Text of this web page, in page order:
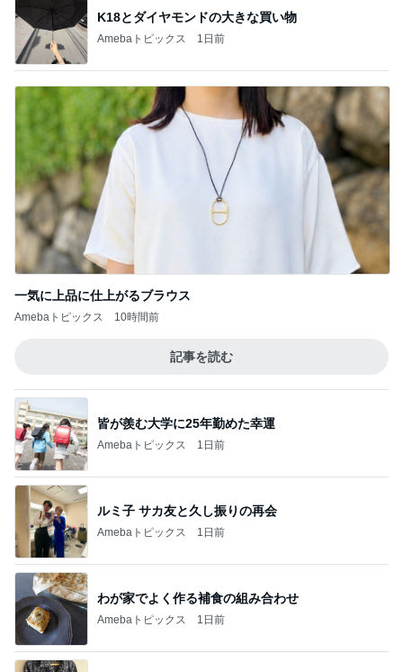
K18とダイヤモンドの大きな買い物
Amebaトピックス 1日前
一気に上品に仕上がるブラウス
Amebaトピックス 10時間前
記事を読む
皆が羨む大学に25年勤めた幸運
Amebaトピックス 1日前
ルミ子 サカ友と久し振りの再会
Amebaトピックス 1日前
わが家でよく作る補食の組み合わせ
Amebaトピックス 1日前